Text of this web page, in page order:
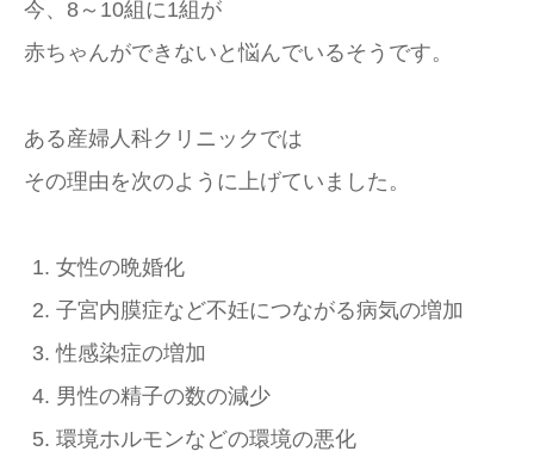
今、8～10組に1組が
赤ちゃんができないと悩んでいるそうです。
ある産婦人科クリニックでは
その理由を次のように上げていました。
女性の晩婚化
子宮内膜症など不妊につながる病気の増加
性感染症の増加
男性の精子の数の減少
環境ホルモンなどの環境の悪化